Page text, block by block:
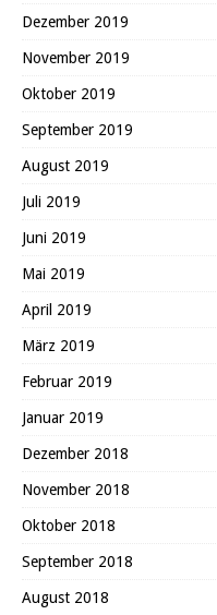
Dezember 2019
November 2019
Oktober 2019
September 2019
August 2019
Juli 2019
Juni 2019
Mai 2019
April 2019
März 2019
Februar 2019
Januar 2019
Dezember 2018
November 2018
Oktober 2018
September 2018
August 2018